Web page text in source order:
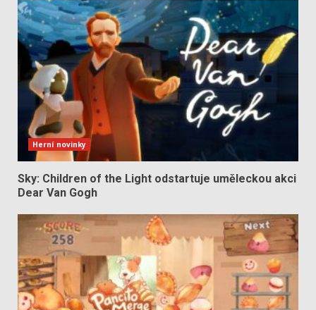
Herní novinky
Sky: Children of the Light odstartuje uměleckou akci
Dear Van Gogh